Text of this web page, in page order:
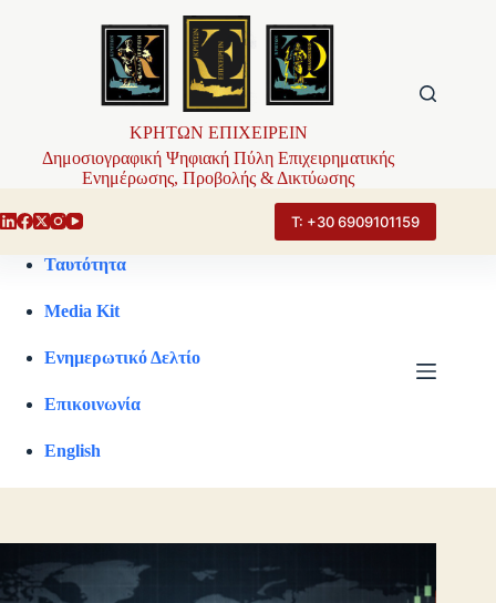
ΚΡΗΤΩΝ ΕΠΙΧΕΙΡΕΙΝ
Δημοσιογραφική Ψηφιακή Πύλη Επιχειρηματικής
Ενημέρωσης, Προβολής & Δικτύωσης
Τ: +30 6909101159
Ταυτότητα
Media Kit
Ενημερωτικό Δελτίο
Επικοινωνία
English